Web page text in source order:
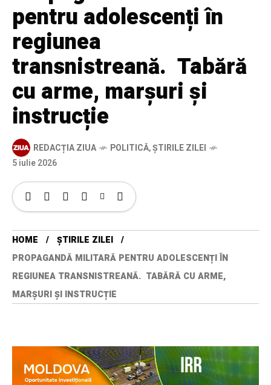
pentru adolescenți în
regiunea
transnistreană. Tabără
cu arme, marșuri și
instrucție
REDACȚIA ZIUA POLITICĂ,ȘTIRILE ZILEI
5 iulie 2026
HOME
ȘTIRILE ZILEI
PROPAGANDĂ MILITARĂ PENTRU ADOLESCENȚI ÎN
REGIUNEA TRANSNISTREANĂ. TABĂRĂ CU ARME,
MARȘURI ȘI INSTRUCȚIE